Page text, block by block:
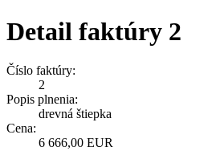
Detail faktúry 2
Číslo faktúry:
2
Popis plnenia:
drevná štiepka
Cena:
6 666,00 EUR